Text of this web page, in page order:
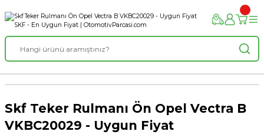
Skf Teker Rulmanı Ön Opel Vectra B
VKBC20029 - Uygun Fiyat